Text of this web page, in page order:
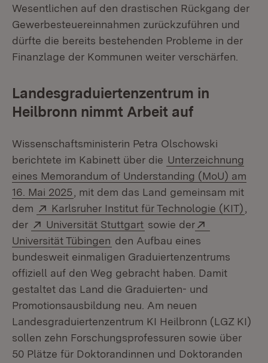
Wesentlichen auf den drastischen Rückgang der
Gewerbesteuereinnahmen zurückzuführen und
dürfte die bereits bestehenden Probleme in der
Finanzlage der Kommunen weiter verschärfen.
Landesgraduiertenzentrum in
Heilbronn nimmt Arbeit auf
Wissenschaftsministerin Petra Olschowski
berichtete im Kabinett über die Unterzeichnung
eines Memorandum of Understanding (MoU) am
16. Mai 2025 , mit dem das Land gemeinsam mit
dem
Extern:
Karlsruher Institut für Technologie (KIT)
der
Extern:
Universität Stuttgart (Öffnet in neuem
sowie der
Universität Tübingen (Öffnet in neuem Fenster)
den Aufbau eines
bundesweit einmaligen Graduiertenzentrums
offiziell auf den Weg gebracht haben. Damit
gestaltet das Land die Graduierten- und
Promotionsausbildung neu. Am neuen
Landesgraduiertenzentrum KI Heilbronn (LGZ KI)
sollen zehn Forschungsprofessuren sowie über
50 Plätze für Doktorandinnen und Doktoranden